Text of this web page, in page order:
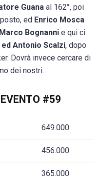
Guana al 162°, poi
ed Enrico Mosca
Marco Bognanni e qui ci
Antonio Scalzi, dopo
Dovrà invece cercare di
dei nostri.
#59
649.000
456.000
365.000